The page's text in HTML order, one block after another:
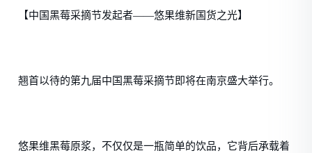
【中国黑莓采摘节发起者——悠果维新国货之光】
翘首以待的第九届中国黑莓采摘节即将在南京盛大举行。
悠果维黑莓原浆，不仅仅是一瓶简单的饮品，它背后承载着